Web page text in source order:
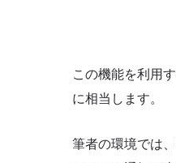
この機能を利用
に相当します。
筆者の環境では